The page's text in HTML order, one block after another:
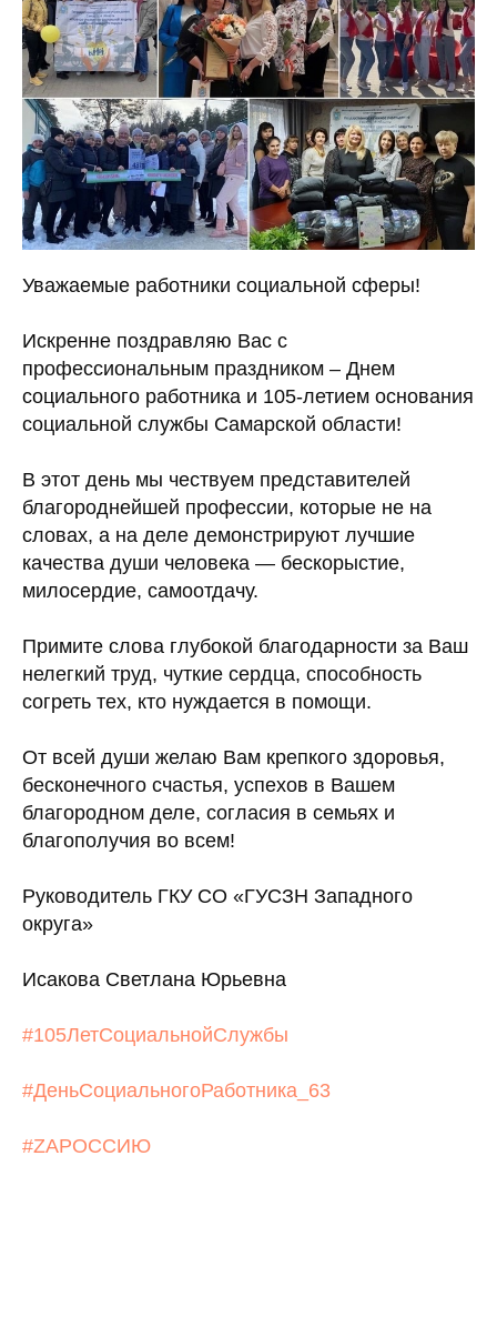
Уважаемые работники социальной сферы!
Искренне поздравляю Вас с
профессиональным праздником – Днем
социального работника и 105-летием основания
социальной службы Самарской области!
В этот день мы чествуем представителей
благороднейшей профессии, которые не на
словах, а на деле демонстрируют лучшие
качества души человека — бескорыстие,
милосердие, самоотдачу.
Примите слова глубокой благодарности за Ваш
нелегкий труд, чуткие сердца, способность
согреть тех, кто нуждается в помощи.
От всей души желаю Вам крепкого здоровья,
бесконечного счастья, успехов в Вашем
благородном деле, согласия в семьях и
благополучия во всем!
Руководитель ГКУ СО «ГУСЗН Западного
округа»
Исакова Светлана Юрьевна
#105ЛетСоциальнойСлужбы
#ДеньСоциальногоРаботника_63
#ZAРОССИЮ